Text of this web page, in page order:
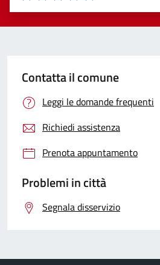
Valuta 5 stelle su 5
Valuta 4 stelle su 5
Valuta 3 stelle su 5
Valuta 2 stelle su 5
Valuta 1 stelle su 5
Contatta il comune
Leggi le domande frequenti
Richiedi assistenza
Prenota appuntamento
Problemi in città
Segnala disservizio